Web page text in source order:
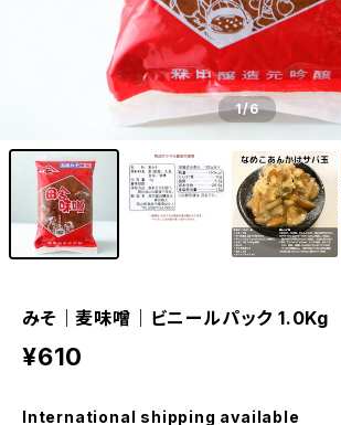
1/6
みそ｜麦味噌｜ビニールパック 1.0Kg
¥610
International shipping available